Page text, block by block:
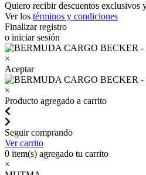
Quiero recibir descuentos exclusivos
Ver los términos y condiciones
Finalizar registro
o iniciar sesión
×
Aceptar
×
Producto agregado a carrito
Seguir comprando
Ver carrito
0 item(s) agregado tu carrito
×